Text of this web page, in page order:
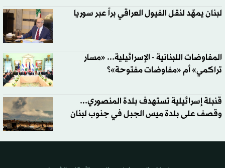
لبنان يمهّد لنقل الفيول العراقي براً عبر سوريا
المفاوضات اللبنانية - الإسرائيلية... «مسار
تراكمي» أم «مفاوضات مفتوحة»؟
قنبلة إسرائيلية تستهدف بلدة المنصوري...
وقصف على بلدة ميس الجبل في جنوب لبنان